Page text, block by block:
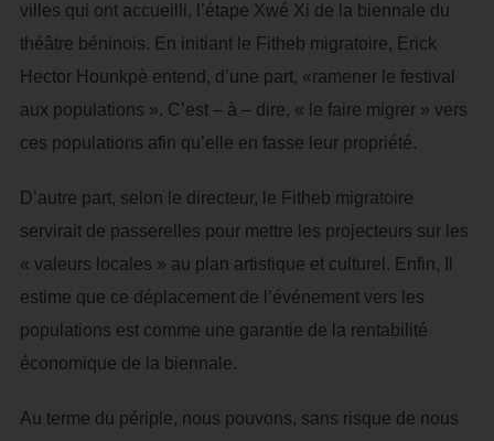
villes qui ont accueilli, l’étape Xwé Xi de la biennale du
théâtre béninois. En initiant le Fitheb migratoire, Erick
Hector Hounkpè entend, d’une part, «ramener le festival
aux populations ». C’est – à – dire, « le faire migrer » vers
ces populations afin qu’elle en fasse leur propriété.
D’autre part, selon le directeur, le Fitheb migratoire
servirait de passerelles pour mettre les projecteurs sur les
« valeurs locales » au plan artistique et culturel. Enfin, Il
estime que ce déplacement de l’événement vers les
populations est comme une garantie de la rentabilité
économique de la biennale.
Au terme du périple, nous pouvons, sans risque de nous